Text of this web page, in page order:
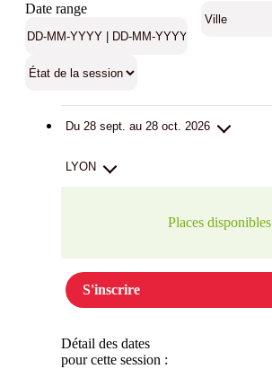
Date range
Du 28 sept. au 28 oct. 2026
LYON
Places disponibles
S'inscrire
Détail des dates
pour cette session :